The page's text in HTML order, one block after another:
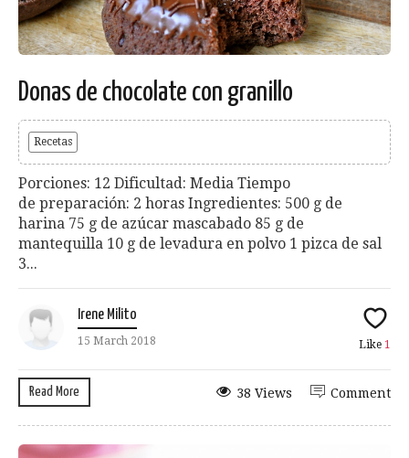
Donas de chocolate con granillo
Recetas
Porciones: 12 Dificultad: Media Tiempo
de preparación: 2 horas Ingredientes: 500 g de
harina 75 g de azúcar mascabado 85 g de
mantequilla 10 g de levadura en polvo 1 pizca de sal
3...
Irene Milito
15 March 2018 Like 1
Read More Comment
38 Views